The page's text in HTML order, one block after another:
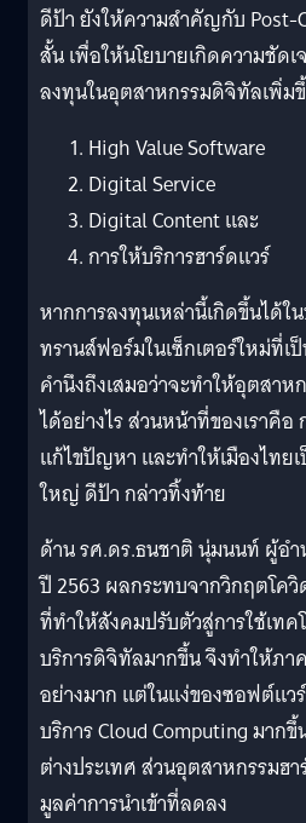
ดีป้า ยังให้ความสำคัญกับ Post-
สั้น เพื่อให้นโยบายเกิดความชัด
ลงทุนในอุตสาหกรรมดิจิทัลเพิ่ม
High Value Software
Digital Service
Digital Content และ
การให้บริการฮาร์ดแวร์
หากการลงทุนเหล่านี้เกิดขึ้นได้ใ
ทรานส์ฟอร์มในเซ็กเตอร์ใหม่ที่เ
คำนึงถึงเสมอว่าจะทำให้อุตสา
ได้อย่างไร ส่วนหน้าที่ของเราคือ
แก้ไขปัญหา และทำให้เมืองไทย
ใหญ่ ดีป้า กล่าวทิ้งท้าย
ด้าน รศ.ดร.ธนชาติ นุ่มนนท์ ผู้อำ
ปี 2563 ผลกระทบจากวิกฤตโค
ที่ทำให้สังคมปรับตัวสู่การใช้เทค
บริการดิจิทัลมากขึ้น จึงทำให้ภ
อย่างมาก แต่ในแง่ของซอฟต์แว
บริการ Cloud Computing มาก
ต่างประเทศ ส่วนอุตสาหกรรม
มูลค่าการนำเข้าที่ลดลง